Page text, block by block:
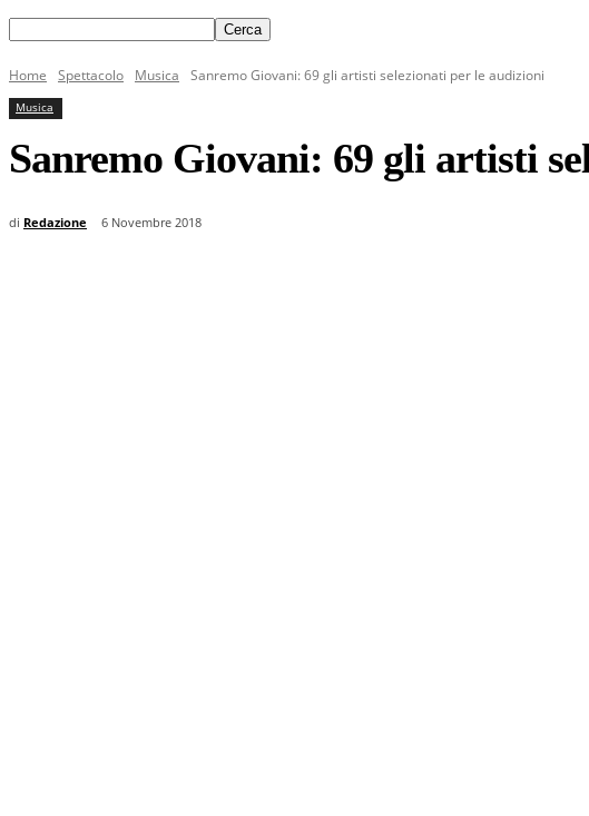
Home Spettacolo Musica Sanremo Giovani: 69 gli artisti selezionati per le audizioni
Musica
Sanremo Giovani: 69 gli artisti
di Redazione 6 Novembre 2018